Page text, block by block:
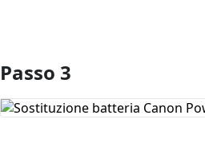
Aggiungi Commento
Passo 3